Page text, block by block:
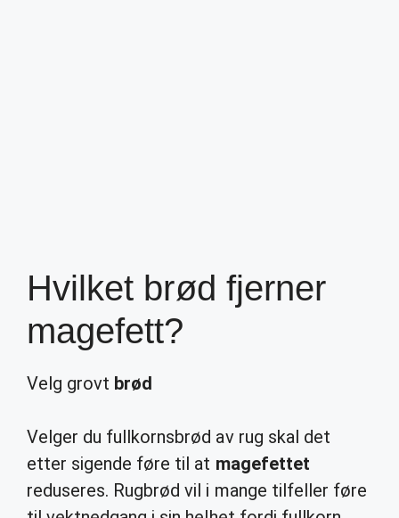
Hvilket brød fjerner
magefett?
Velg grovt brød
Velger du fullkornsbrød av rug skal det
etter sigende føre til at magefettet
reduseres. Rugbrød vil i mange tilfeller føre